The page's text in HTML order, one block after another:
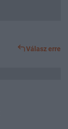
Válasz erre